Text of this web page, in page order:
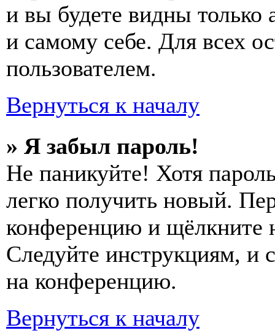
и вы будете видны только
и самому себе. Для всех
пользователем.
Вернуться к началу
» Я забыл пароль!
Не паникуйте! Хотя
легко получить новый.
конференцию и щёлкните
Следуйте инструкциям, и
на конференцию.
Вернуться к началу